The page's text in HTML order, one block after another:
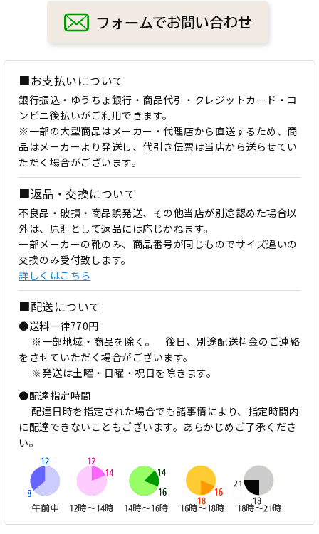
■お支払いについて
銀行振込・ゆうちょ銀行・商品代引・クレジットカード・コ
ンビニ後払いがご利用できます。
※一部の大型商品はメーカー・代理店から直送するため、商
品はメーカーより発送し、代引き伝票は当店から送らせてい
ただく場合がございます。
■返品・交換について
不良品・破損・商品誤発送、その他当店が別途認めた場合以
外は、原則として返品には応じかねます。
一部メーカーの靴のみ、商品番号が同じものでサイズ違いの
交換のみ受付致します。
詳しくはこちら
■配送について
●送料一律770円
※一部地域・商品を除く。 後日、別途配送料金のご連絡
をさせていただく場合がございます。
※発送は土曜・日曜・祝日を除きます。
●配達指定時間
配達日時を指定された場合でも諸事情により、指定時間内
に配達できないこともございます。あらかじめご了承くださ
い。